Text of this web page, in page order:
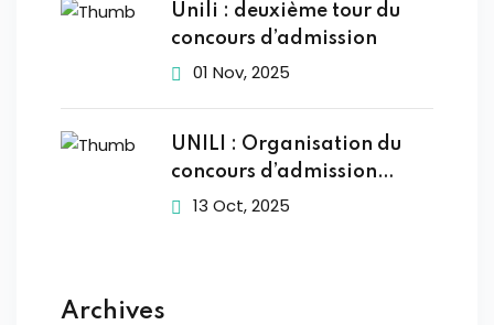
Unili : deuxième tour du
concours d’admission
01 Nov, 2025
UNILI : Organisation du
concours d’admission
2025-2026
13 Oct, 2025
Archives